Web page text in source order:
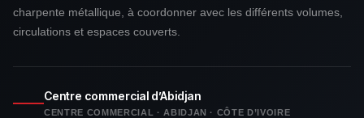
charpente métallique, à coordonner avec les différents volumes,
circulations et espaces couverts.
Centre commercial d’Abidjan
CENTRE COMMERCIAL · ABIDJAN · CÔTE D’IVOIRE